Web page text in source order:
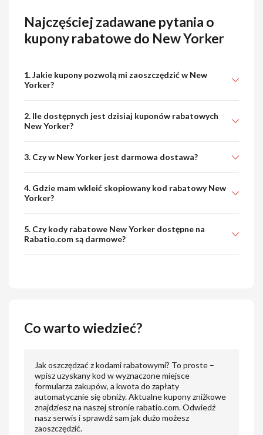
Najczęściej zadawane pytania o
kupony rabatowe do New Yorker
1. Jakie kupony pozwolą mi zaoszczędzić w New
Yorker?
2. Ile dostępnych jest dzisiaj kuponów rabatowych
New Yorker?
3. Czy w New Yorker jest darmowa dostawa?
4. Gdzie mam wkleić skopiowany kod rabatowy New
Yorker?
5. Czy kody rabatowe New Yorker dostępne na
Rabatio.com są darmowe?
Co warto wiedzieć?
Jak oszczędzać z kodami rabatowymi? To proste –
wpisz uzyskany kod w wyznaczone miejsce
formularza zakupów, a kwota do zapłaty
automatycznie się obniży. Aktualne kupony zniżkowe
znajdziesz na naszej stronie rabatio.com. Odwiedź
nasz serwis i sprawdź sam jak dużo możesz
zaoszczędzić.